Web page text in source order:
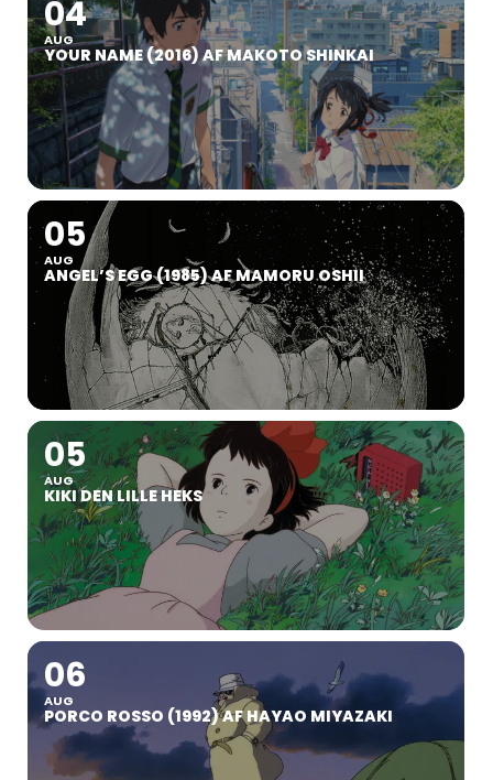
04
AUG
YOUR NAME (2016) AF MAKOTO SHINKAI
05
AUG
ANGEL’S EGG (1985) AF MAMORU OSHII
05
AUG
KIKI DEN LILLE HEKS
06
AUG
PORCO ROSSO (1992) AF HAYAO MIYAZAKI